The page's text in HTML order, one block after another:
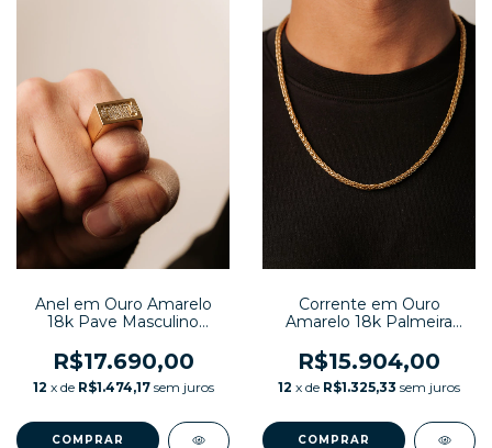
Anel em Ouro Amarelo
18k Pave Masculino
0,46ct
R$17.690,00
12 x de R$1.474,17 sem juros
COMPRAR
Corrente em Ouro
Amarelo 18k Palmeira
R$15.904,00
12 x de R$1.325,33 sem juros
COMPRAR